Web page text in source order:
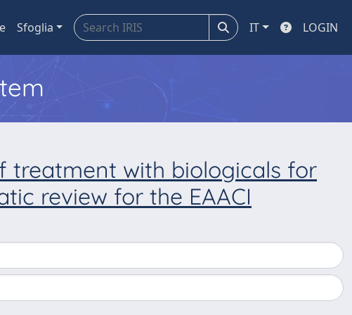
Sfoglia IT LOGIN
treatment with biologicals for
review for the EAACI